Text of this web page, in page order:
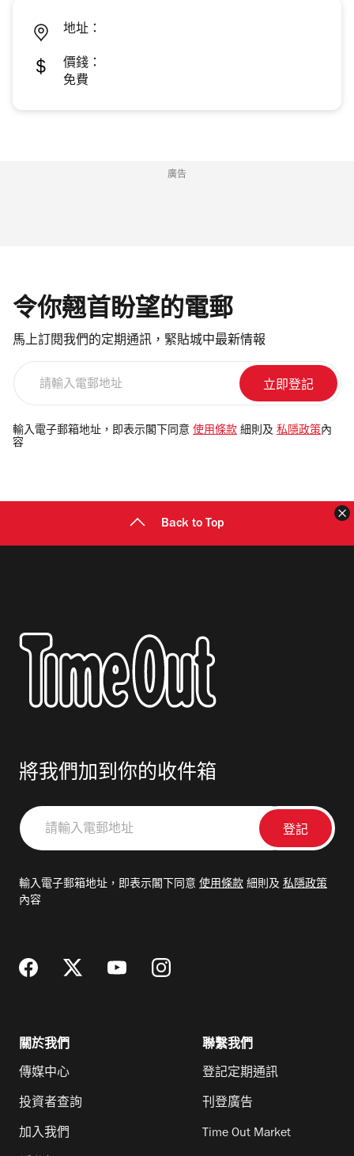
地址：
價錢：
免費
廣告
令你翹首盼望的電郵
馬上訂閱我們的定期通訊，緊貼城中最新情報
電
郵
輸入電子郵箱地址，即表示閣下同意 使用條款 細則及 私隱政策 內
容
Back to Top
將我們加到你的收件箱
請
輸
郵
輸入電子郵箱地址，即表示閣下同意 使用條款 細則及 私隱政策
內容
關於我們
傳媒中心
投資者查詢
加入我們
聯繫我們
登記定期通訊
刊登廣告
Time Out Market